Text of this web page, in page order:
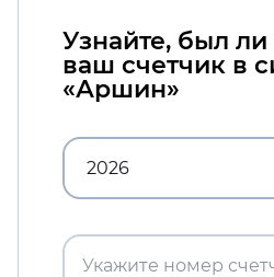
Узнайте, был ли
ваш счетчик в
«Аршин»